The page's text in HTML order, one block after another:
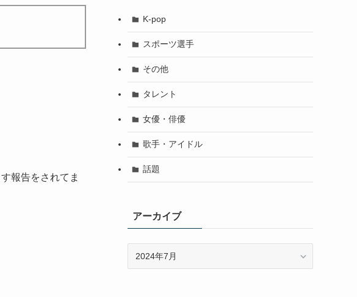
報告をされてま
K-pop
スポーツ選手
その他
タレント
女優・俳優
歌手・アイドル
話題
アーカイブ